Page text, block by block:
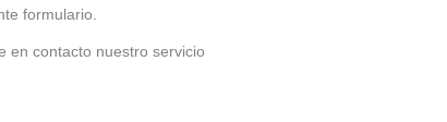
formulario.
en contacto nuestro servicio